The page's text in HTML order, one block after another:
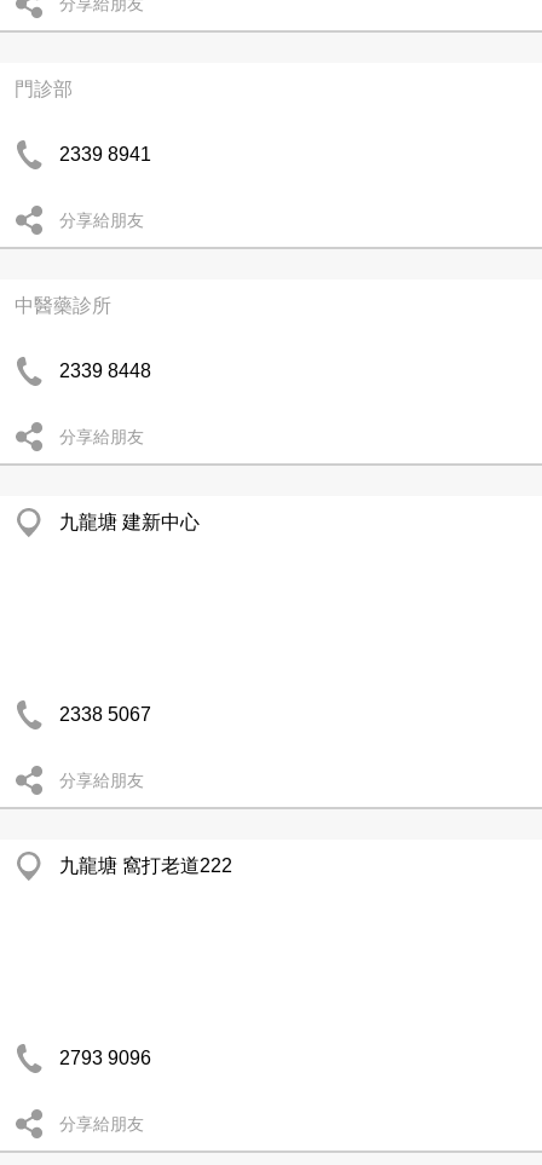
門診部
2339 8941
分享給朋友
中醫藥診所
2339 8448
分享給朋友
九龍塘 建新中心
2338 5067
分享給朋友
九龍塘 窩打老道222
2793 9096
分享給朋友